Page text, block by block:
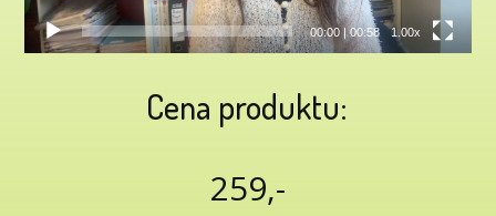
00:00|00:58 1.00x
Cena produktu:
259,-